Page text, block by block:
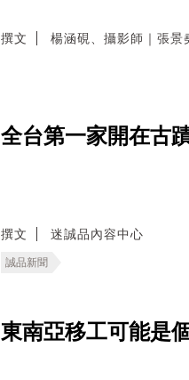
撰文 楊涵硯、攝影師｜張景
全台第一家開在古
撰文 迷誠品內容中心
誠品新聞
東南亞移工可能是